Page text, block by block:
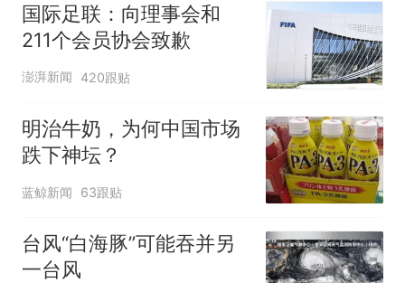
国际足联：向理事会和
211个会员协会致歉
澎湃新闻 420跟贴
明治牛奶，为何中国市场
跌下神坛？
蓝鲸新闻 63跟贴
台风“白海豚”可能吞并另
一台风